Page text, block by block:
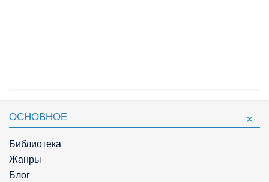
ОСНОВНОЕ
Библиотека
Жанры
Блог